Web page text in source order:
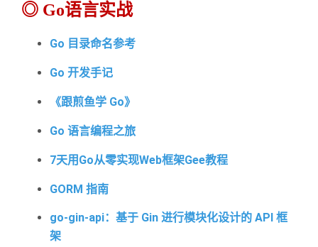
◎ Go语言实战
Go 目录命名参考
Go 开发手记
《跟煎鱼学 Go》
Go 语言编程之旅
7天用Go从零实现Web框架Gee教程
GORM 指南
go-gin-api：基于 Gin 进行模块化设计的 API 框
架